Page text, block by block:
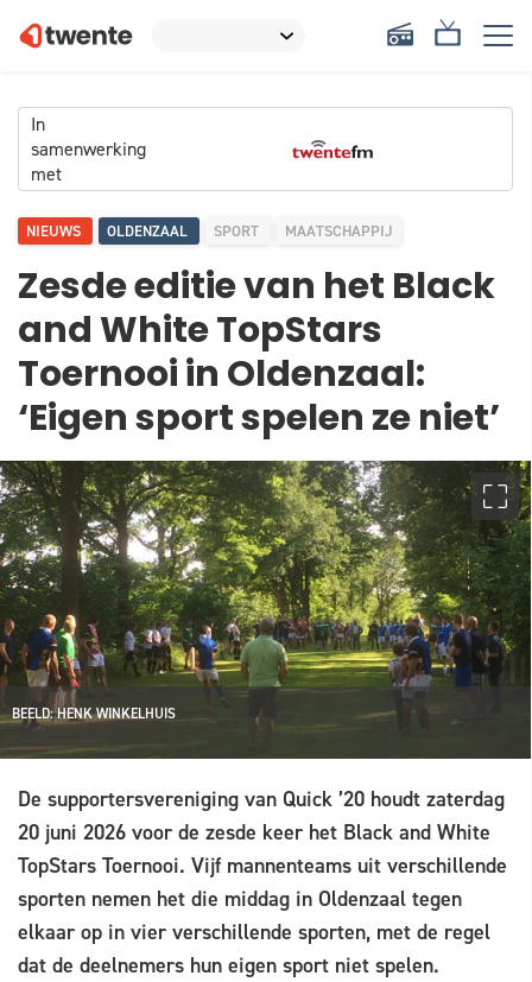
In
samenwerking
met
NIEUWS OLDENZAAL SPORT MAATSCHAPPIJ
Zesde editie van het Black
and White TopStars
Toernooi in Oldenzaal:
‘Eigen sport spelen ze niet’
BEELD: HENK WINKELHUIS
De supportersvereniging van Quick ’20 houdt zaterdag
20 juni 2026 voor de zesde keer het Black and White
TopStars Toernooi. Vijf mannenteams uit verschillende
sporten nemen het die middag in Oldenzaal tegen
elkaar op in vier verschillende sporten, met de regel
dat de deelnemers hun eigen sport niet spelen.